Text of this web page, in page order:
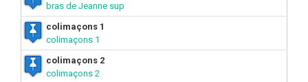
bras de Jeanne sup
colimaçons 1
colimaçons 1
colimaçons 2
colimaçons 2